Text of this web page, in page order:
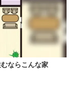
ならこんな家